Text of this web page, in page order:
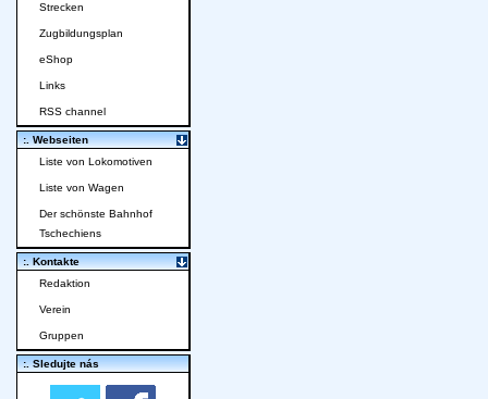
Strecken
Zugbildungsplan
eShop
Links
RSS channel
:. Webseiten
Liste von Lokomotiven
Liste von Wagen
Der schönste Bahnhof
Tschechiens
:. Kontakte
Redaktion
Verein
Gruppen
:. Sledujte nás